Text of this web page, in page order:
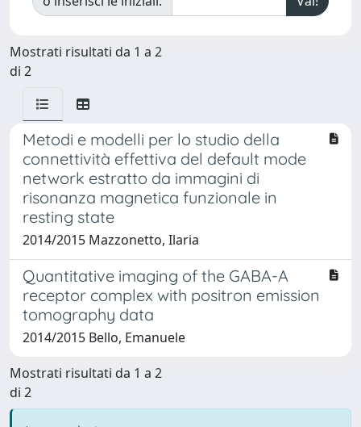
Mostrati risultati da 1 a 2
di 2
Metodi e modelli per lo studio della
connettività effettiva del default mode
network estratto da immagini di
risonanza magnetica funzionale in
resting state
2014/2015 Mazzonetto, Ilaria
Quantitative imaging of the GABA-A
receptor complex with positron emission
tomography data
2014/2015 Bello, Emanuele
Mostrati risultati da 1 a 2
di 2